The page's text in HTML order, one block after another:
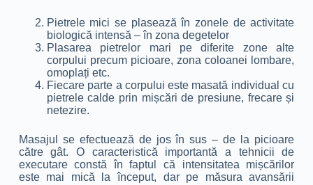
Pietrele mici se plasează în zonele de activitate
biologică intensă – în zona degetelor
Plasarea pietrelor mari pe diferite zone alte
corpului precum picioare, zona coloanei lombare,
omoplați etc.
Fiecare parte a corpului este masată individual cu
pietrele calde prin mișcări de presiune, frecare și
netezire.
Masajul se efectuează de jos în sus – de la picioare
către gât. O caracteristică importantă a tehnicii de
executare constă în faptul că intensitatea mișcărilor
este mai mică la început, dar pe măsura avansării